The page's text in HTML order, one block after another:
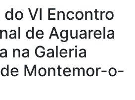
VI Encontro
de Aguarela
na Galeria
Montemor-o-